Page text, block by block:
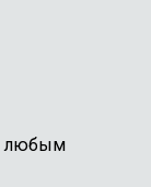
любым